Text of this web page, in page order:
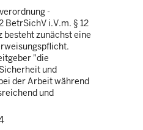
-
BetrSichV i.V.m. § 12
zunächst eine
"die
und
der Arbeit während
und